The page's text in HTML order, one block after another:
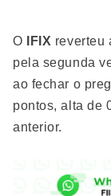
O IFIX reverteu
pela segunda
ao fechar o
pontos, alta de
anterior.